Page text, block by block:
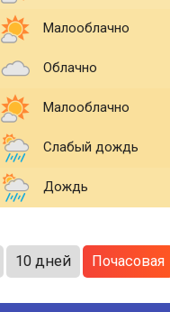
Малооблачно
Облачно
Малооблачно
Слабый дождь
Дождь
10 дней Почасовая